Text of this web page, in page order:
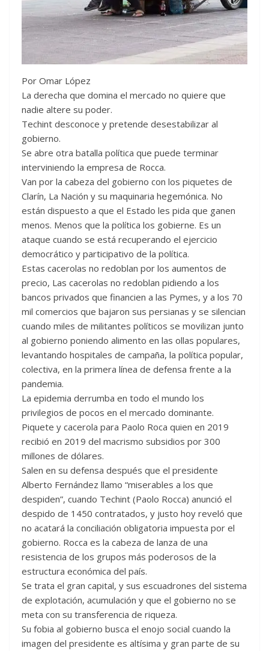
Por Omar López
La derecha que domina el mercado no quiere que
nadie altere su poder.
Techint desconoce y pretende desestabilizar al
gobierno.
Se abre otra batalla política que puede terminar
interviniendo la empresa de Rocca.
Van por la cabeza del gobierno con los piquetes de
Clarín, La Nación y su maquinaria hegemónica. No
están dispuesto a que el Estado les pida que ganen
menos. Menos que la política los gobierne. Es un
ataque cuando se está recuperando el ejercicio
democrático y participativo de la política.
Estas cacerolas no redoblan por los aumentos de
precio, Las cacerolas no redoblan pidiendo a los
bancos privados que financien a las Pymes, y a los 70
mil comercios que bajaron sus persianas y se silencian
cuando miles de militantes políticos se movilizan junto
al gobierno poniendo alimento en las ollas populares,
levantando hospitales de campaña, la política popular,
colectiva, en la primera línea de defensa frente a la
pandemia.
La epidemia derrumba en todo el mundo los
privilegios de pocos en el mercado dominante.
Piquete y cacerola para Paolo Roca quien en 2019
recibió en 2019 del macrismo subsidios por 300
millones de dólares.
Salen en su defensa después que el presidente
Alberto Fernández llamo “miserables a los que
despiden”, cuando Techint (Paolo Rocca) anunció el
despido de 1450 contratados, y justo hoy reveló que
no acatará la conciliación obligatoria impuesta por el
gobierno. Rocca es la cabeza de lanza de una
resistencia de los grupos más poderosos de la
estructura económica del país.
Se trata el gran capital, y sus escuadrones del sistema
de explotación, acumulación y que el gobierno no se
meta con su transferencia de riqueza.
Su fobia al gobierno busca el enojo social cuando la
imagen del presidente es altísima y gran parte de su